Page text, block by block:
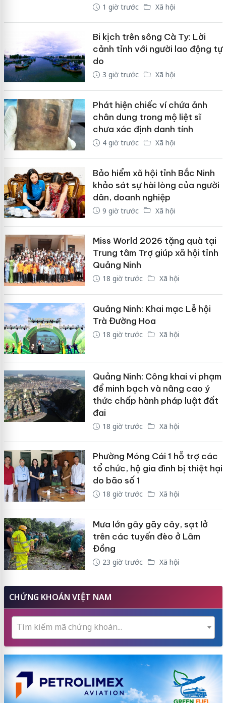
1 giờ trước Xã hội
Bi kịch trên sông Cà Ty: Lời
cảnh tỉnh với người lao động tự
do
3 giờ trước Xã hội
Phát hiện chiếc ví chứa ảnh
chân dung trong mộ liệt sĩ
chưa xác định danh tính
4 giờ trước Xã hội
Bảo hiểm xã hội tỉnh Bắc Ninh
khảo sát sự hài lòng của người
dân, doanh nghiệp
9 giờ trước Xã hội
Miss World 2026 tặng quà tại
Trung tâm Trợ giúp xã hội tỉnh
Quảng Ninh
18 giờ trước Xã hội
Quảng Ninh: Khai mạc Lễ hội
Trà Đường Hoa
18 giờ trước Xã hội
Quảng Ninh: Công khai vi phạm
để minh bạch và nâng cao ý
thức chấp hành pháp luật đất
đai
18 giờ trước Xã hội
Phường Móng Cái 1 hỗ trợ các
tổ chức, hộ gia đình bị thiệt hại
do bão số 1
18 giờ trước Xã hội
Mưa lớn gây gãy cây, sạt lở
trên các tuyến đèo ở Lâm
Đồng
23 giờ trước Xã hội
CHỨNG KHOÁN VIỆT NAM
Tìm kiếm mã chứng khoán...